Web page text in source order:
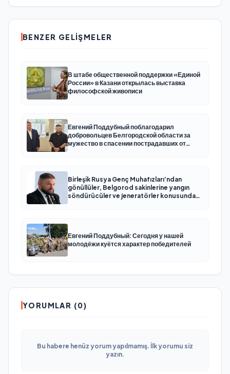
BENZER GELIŞMELER
В штабе общественной поддержки «Единой
России» в Казани открылась выставка
философской живописи
Евгений Поддубный поблагодарил
добровольцев Белгородской области за
мужество в спасении пострадавших от
Birleşik Rusya Genç Muhafızları’ndan
gönüllüler, Belgorod sakinlerine yangın
söndürücüler ve jeneratörler konusunda
Евгений Поддубный: Сегодня у нашей
молодёжи куётся характер победителей
YORUMLAR (0)
Bu habere henüz yorum yapılmamış. İlk yorumu siz
yazın.